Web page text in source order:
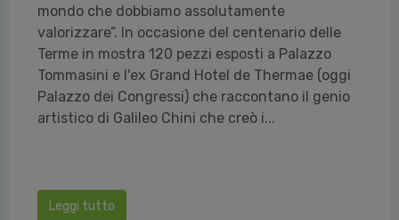
mondo che dobbiamo assolutamente
valorizzare”. In occasione del centenario delle
Terme in mostra 120 pezzi esposti a Palazzo
Tommasini e l'ex Grand Hotel de Thermae (oggi
Palazzo dei Congressi) che raccontano il genio
artistico di Galileo Chini che creò i...
Leggi tutto